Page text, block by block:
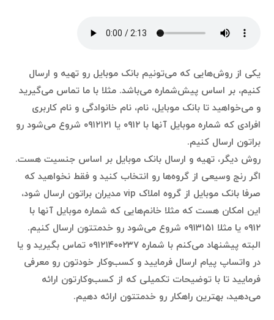
یکی از روش‌هایی که می‌تونیم بانک موبایل رو تهیه و ارسال
کنیم، بر اساس پیش‌شماره می‌باشد. مثلا با ما تماس می‌گیرید
و می‌خواهید تا بانک موبایل، نام، نام خانوادگی و نام کاربری
افرادی که شماره موبایل آنها با ۰۹۱۲ یا ۰۹۱۲۱۲۱ شروع می‌شود رو
براتون ارسال کنیم.
روش دیگر، تهیه و ارسال بانک موبایل بر اساس جنسیت هست.
اگر رنج وسیعی از گروه‌ها رو انتخاب کنید و فقط نخواهید که
صرفا بانک موبایل از گروه املاک vip مدیران براتون ارسال شود،
این امکان هست که مثلا خانم‌هایی که شماره موبایل آنها با
۰۹۱۲ یا مثلا ۰۹۱۳۱۵۱ شروع می‌شود رو خدمتتون ارسال کنیم.
البته پیشنهاد می‌کنم با شماره ۰۹۱۲۱۴۰۰۲۳۷ تماس بگیرید و یا
در واتساپ پیام ارسال فرمایید و کسب‌وکار خودتون رو معرفی
فرمایید تا با توضیحات تکمیلی که از کسب‌وکارتون ارائه
می‌دهید، بهترین راهکار رو خدمتتون ارائه دهیم.